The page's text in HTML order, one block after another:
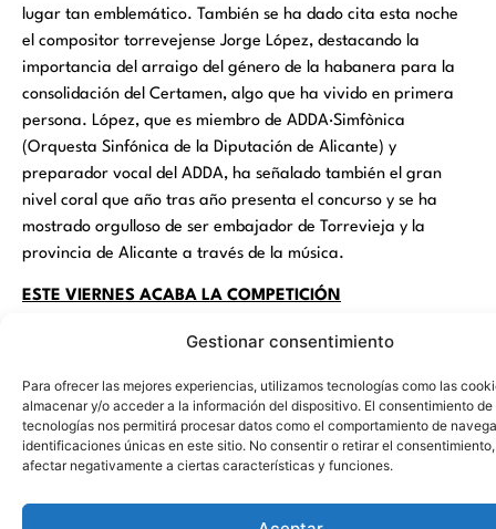
Gestionar consentimiento
Para ofrecer las mejores experiencias, utilizamos tecnologías como las
almacenar y/o acceder a la información del dispositivo. El consentimiento de
tecnologías nos permitirá procesar datos como el comportamiento de
identificaciones únicas en este sitio. No consentir o retirar el
afectar negativamente a ciertas características y funciones.
lugar tan emblemático. También se ha dado cita esta noche
el compositor torrevejense Jorge López, destacando la
importancia del arraigo del género de la habanera para la
consolidación del Certamen, algo que ha vivido en primera
persona. López, que es miembro de ADDA·Simfònica
(Orquesta Sinfónica de la Diputación de Alicante) y
preparador vocal del ADDA, ha señalado también el gran
nivel coral que año tras año presenta el concurso y se ha
mostrado orgulloso de ser embajador de Torrevieja y la
provincia de Alicante a través de la música.
ESTE VIERNES ACABA LA COMPETICIÓN
Mañana viernes el Certamen dará por finalizada la fase de
asiático que compite en esta 69ª edición. Se trata del coro
de cámara de Extremadura (Badajoz), el ‘Nubah’ de
Granada y el coro joven Las Veredas de Colmenarejo, así
como Kammerchor Manila de Filipinas.
TARDES DE HABANERAS